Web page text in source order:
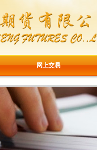
网上交易